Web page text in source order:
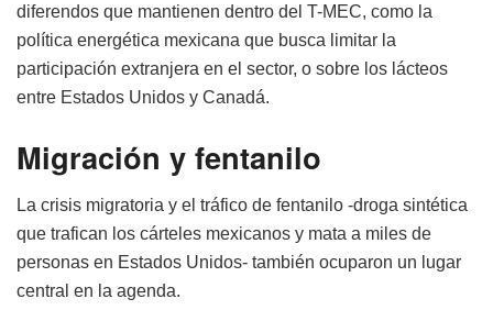
diferendos que mantienen dentro del T-MEC, como la
política energética mexicana que busca limitar la
participación extranjera en el sector, o sobre los lácteos
entre Estados Unidos y Canadá.
Migración y fentanilo
La crisis migratoria y el tráfico de fentanilo -droga sintética
que trafican los cárteles mexicanos y mata a miles de
personas en Estados Unidos- también ocuparon un lugar
central en la agenda.